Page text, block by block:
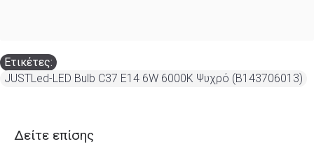
Ετικέτες:
JUSTLed-LED Bulb C37 E14 6W 6000K Ψυχρό (B143706013)
Δείτε επίσης